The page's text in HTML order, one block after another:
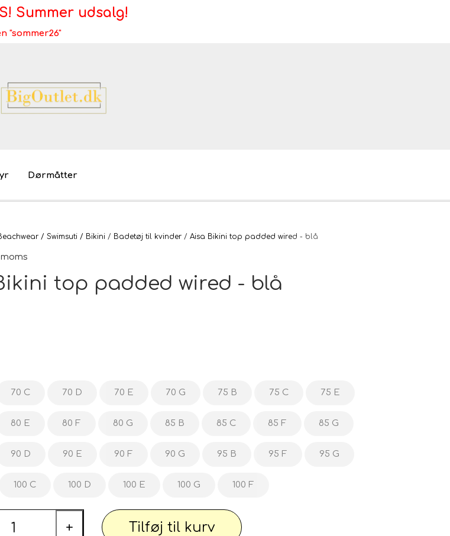
Summer udsalg!
"sommer26"
udstilling - bliv miljøvenlig Møbler og tæpper
Elektronik og diverse Have Diverse...
Dørmåtter
/ Swimsuti / Bikini Badetøj til kvinder Aisa Bikini top padded wired - blå
top padded wired - blå
70 C 70 D 70 E 70 G 75 B 75 C 75 E
80 E 80 F 80 G 85 B 85 C 85 F 85 G
90 D 90 E 90 F 90 G 95 B 95 F 95 G
100 C 100 D 100 E 100 G 100 F
+ Tilføj til kurv